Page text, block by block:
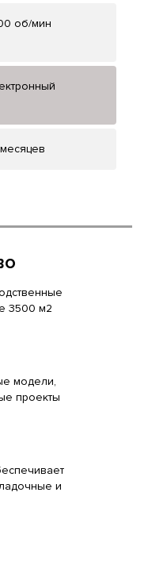
об/мин
3500 м2
модели,
проекты
и